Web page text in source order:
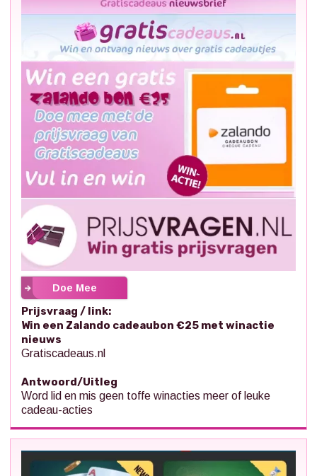
Doe Mee
Prijsvraag / link:
Win een Zalando cadeaubon €25 met winactie
nieuws
Gratiscadeaus.nl
Antwoord/Uitleg
Word lid en mis geen toffe winacties meer of leuke
cadeau-acties